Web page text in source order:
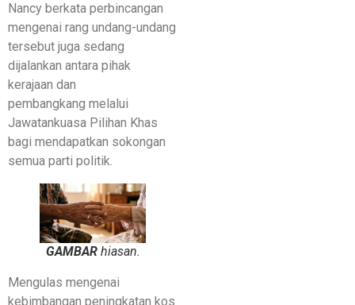
Nancy berkata perbincangan
mengenai rang undang-undang
tersebut juga sedang
dijalankan antara pihak
kerajaan dan
pembangkang melalui
Jawatankuasa Pilihan Khas
bagi mendapatkan sokongan
semua parti politik.
GAMBAR hiasan.
Mengulas mengenai
kebimbangan peningkatan kos